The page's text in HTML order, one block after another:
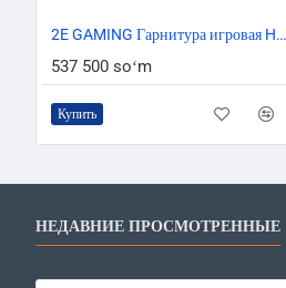
2E GAMING Гарнитура игровая HG340 RGB USB 7.1 Yellow
537 500 soʻm
Купить
НЕДАВНИЕ ПРОСМОТРЕННЫЕ